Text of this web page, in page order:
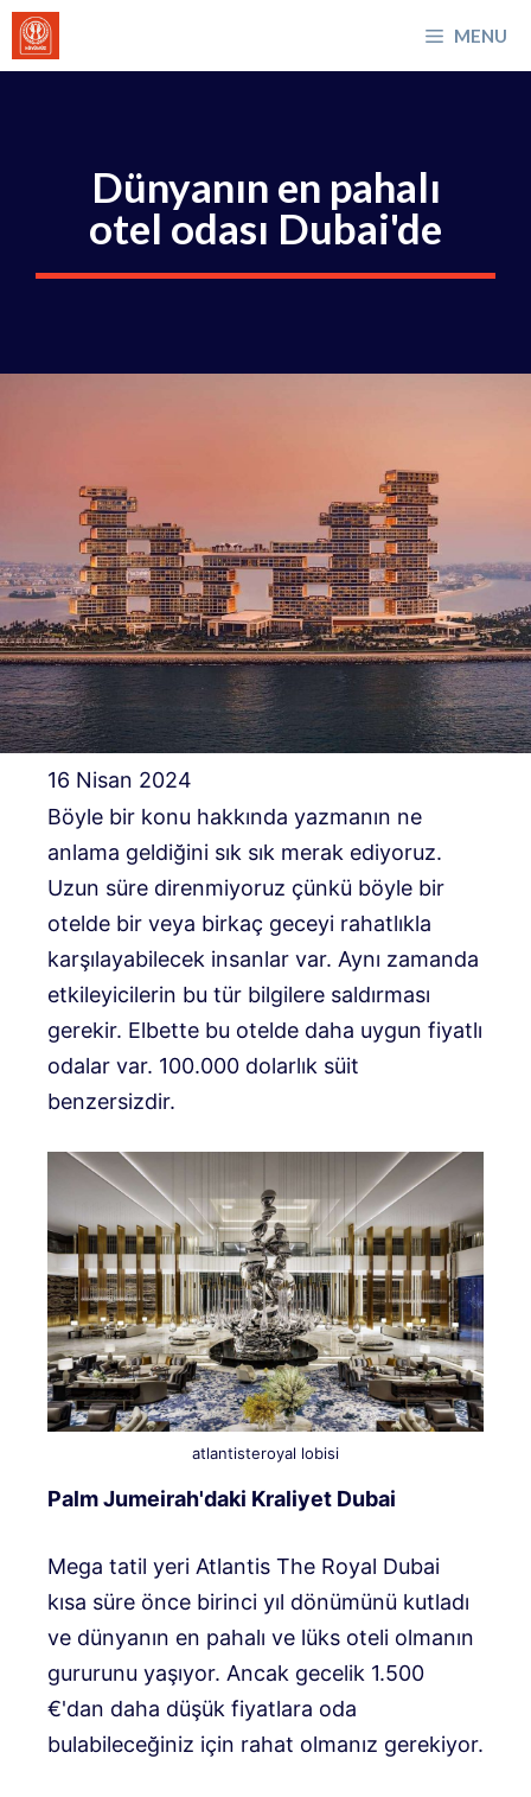
İçeriğe
atla
MENU
Dünyanın en pahalı
otel odası Dubai'de
16 Nisan 2024
Böyle bir konu hakkında yazmanın ne
anlama geldiğini sık sık merak ediyoruz.
Uzun süre direnmiyoruz çünkü böyle bir
otelde bir veya birkaç geceyi rahatlıkla
karşılayabilecek insanlar var. Aynı zamanda
etkileyicilerin bu tür bilgilere saldırması
gerekir. Elbette bu otelde daha uygun fiyatlı
odalar var. 100.000 dolarlık süit
benzersizdir.
atlantisteroyal lobisi
Palm Jumeirah'daki Kraliyet Dubai
Mega tatil yeri Atlantis The Royal Dubai
kısa süre önce birinci yıl dönümünü kutladı
ve dünyanın en pahalı ve lüks oteli olmanın
gururunu yaşıyor. Ancak gecelik 1.500
€'dan daha düşük fiyatlara oda
bulabileceğiniz için rahat olmanız gerekiyor.